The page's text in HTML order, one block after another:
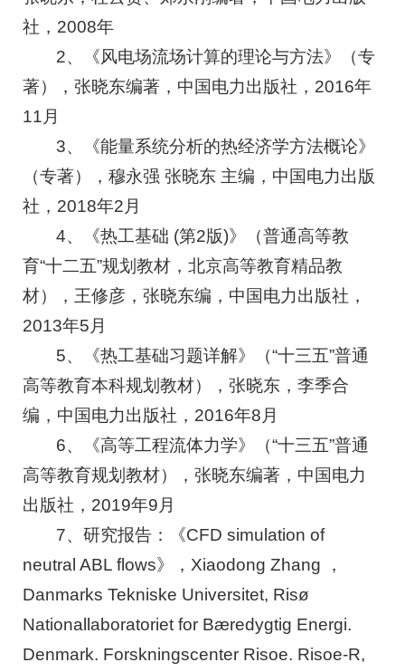
社，2008年
2、《风电场流场计算的理论与方法》（专
著），张晓东编著，中国电力出版社，2016年
11月
3、《能量系统分析的热经济学方法概论》
（专著），穆永强 张晓东 主编，中国电力出版
社，2018年2月
4、《热工基础 (第2版)》（普通高等教
育“十二五”规划教材，北京高等教育精品教
材），王修彦，张晓东编，中国电力出版社，
2013年5月
5、《热工基础习题详解》（“十三五”普通
高等教育本科规划教材），张晓东，李季合
编，中国电力出版社，2016年8月
6、《高等工程流体力学》（“十三五”普通
高等教育规划教材），张晓东编著，中国电力
出版社，2019年9月
7、研究报告：《CFD simulation of
neutral ABL flows》，Xiaodong Zhang ，
Danmarks Tekniske Universitet, Risø
Nationallaboratoriet for Bæredygtig Energi.
Denmark. Forskningscenter Risoe. Risoe-R,